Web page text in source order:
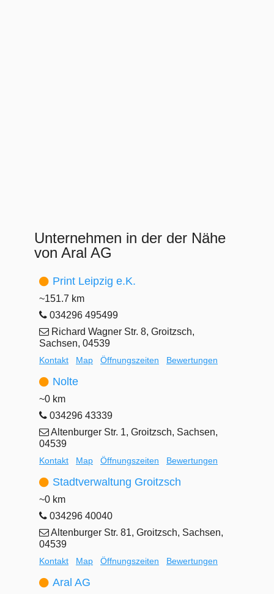
Unternehmen in der der Nähe
von Aral AG
Print Leipzig e.K.
~151.7 km
034296 495499
Richard Wagner Str. 8, Groitzsch,
Sachsen, 04539
Kontakt Map Öffnungszeiten Bewertungen
Nolte
~0 km
034296 43339
Altenburger Str. 1, Groitzsch, Sachsen,
04539
Kontakt Map Öffnungszeiten Bewertungen
Stadtverwaltung Groitzsch
~0 km
034296 40040
Altenburger Str. 81, Groitzsch, Sachsen,
04539
Kontakt Map Öffnungszeiten Bewertungen
Aral AG